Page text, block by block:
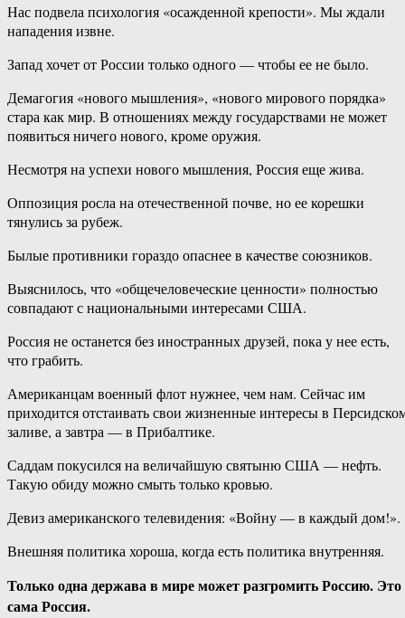
Нас подвела психология «осажденной крепости». Мы ждали
нападения извне.
Запад хочет от России только одного — чтобы ее не было.
Демагогия «нового мышления», «нового мирового порядка»
стара как мир. В отношениях между государствами не может
появиться ничего нового, кроме оружия.
Несмотря на успехи нового мышления, Россия еще жива.
Оппозиция росла на отечественной почве, но ее корешки
тянулись за рубеж.
Былые противники гораздо опаснее в качестве союзников.
Выяснилось, что «общечеловеческие ценности» полностью
совпадают с национальными интересами США.
Россия не останется без иностранных друзей, пока у нее есть,
что грабить.
Американцам военный флот нужнее, чем нам. Сейчас им
приходится отстаивать свои жизненные интересы в
заливе, а завтра — в Прибалтике.
Саддам покусился на величайшую святыню США — нефть.
Такую обиду можно смыть только кровью.
Девиз американского телевидения: «Войну — в каждый дом!».
Внешняя политика хороша, когда есть политика внутренняя.
Только одна держава в мире может разгромить Россию. Это
сама Россия.